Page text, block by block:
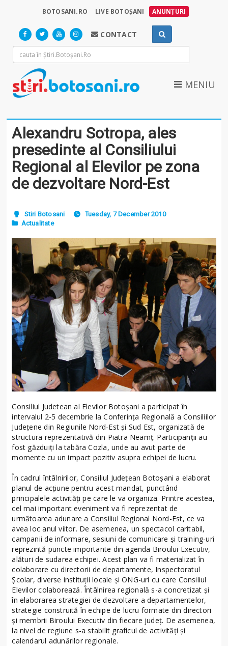
BOTOSANI.RO LIVE BOTOȘANI ANUNȚURI
CONTACT
MENIU
Alexandru Sotropa, ales
presedinte al Consiliului
Regional al Elevilor pe zona
de dezvoltare Nord-Est
Stiri Botosani
Tuesday, 7 December 2010
Actualitate
Consiliul Judetean al Elevilor Botoşani a participat în
intervalul 2-5 decembrie la Conferinţa Regională a Consiliilor
Judeţene din Regiunile Nord-Est şi Sud Est, organizată de
structura reprezentativă din Piatra Neamţ. Participanţii au
fost găzduiţi la tabăra Cozla, unde au avut parte de
momente cu un impact pozitiv asupra echipei de lucru.
În cadrul întâlnirilor, Consiliul Judeţean Botoşani a elaborat
planul de acţiune pentru acest mandat, punctând
principalele activităţi pe care le va organiza. Printre acestea,
cel mai important eveniment va fi reprezentat de
următoarea adunare a Consiliul Regional Nord-Est, ce va
avea loc anul viitor. De asemenea, un spectacol caritabil,
campanii de informare, sesiuni de comunicare şi training-uri
reprezintă puncte importante din agenda Biroului Executiv,
alături de sudarea echipei. Acest plan va fi materializat în
colaborare cu directorii de departamente, Inspectoratul
Şcolar, diverse instituţii locale şi ONG-uri cu care Consiliul
Elevilor colaborează. Întâlnirea regională s-a concretizat şi
în elaborarea strategiei de dezvoltare a departamentelor,
strategie construită în echipe de lucru formate din directori
şi membrii Biroului Executiv din fiecare judeţ. De asemenea,
la nivel de regiune s-a stabilit graficul de activităţi şi
calendarul adunărilor regionale.